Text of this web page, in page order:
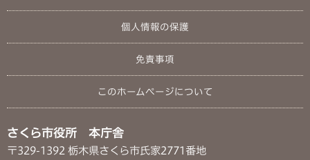
個人情報の保護
免責事項
このホームページについて
さくら市役所 本庁舎
〒329-1392 栃木県さくら市氏家2771番地